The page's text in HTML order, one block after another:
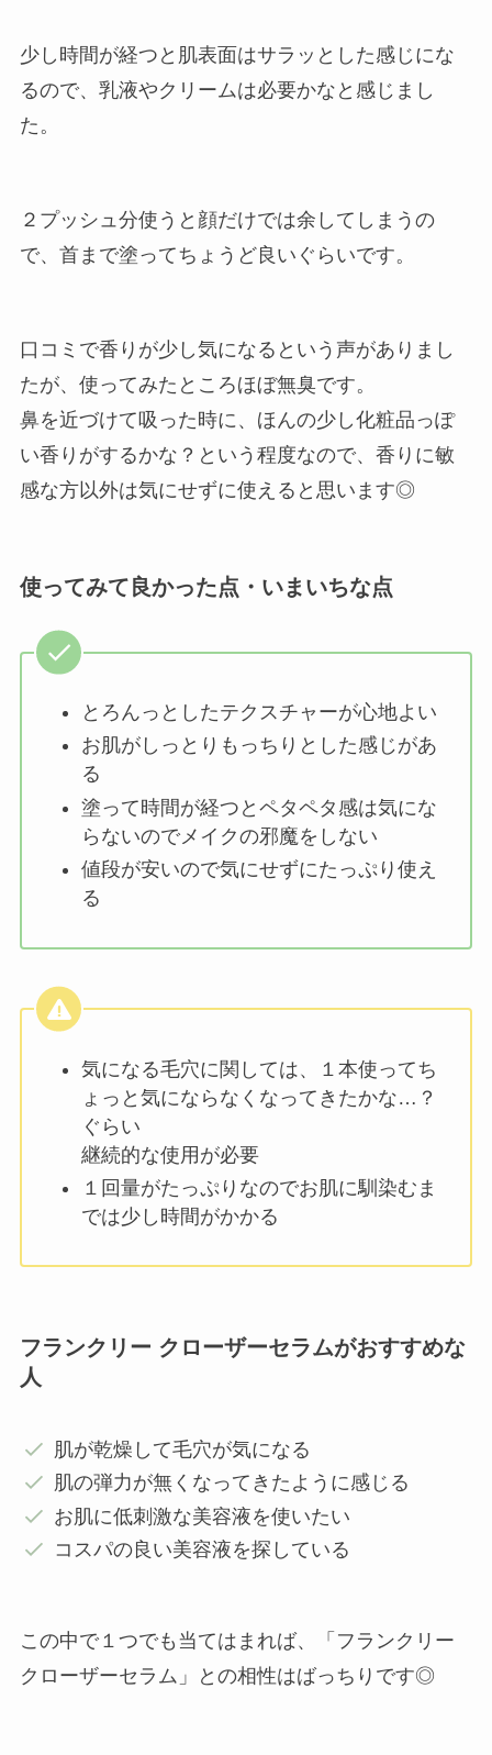
少し時間が経つと肌表面はサラッとした感じにな
るので、乳液やクリームは必要かなと感じまし
た。
２プッシュ分使うと顔だけでは余してしまうの
で、首まで塗ってちょうど良いぐらいです。
口コミで香りが少し気になるという声がありまし
たが、使ってみたところほぼ無臭です。
鼻を近づけて吸った時に、ほんの少し化粧品っぽ
い香りがするかな？という程度なので、香りに敏
感な方以外は気にせずに使えると思います◎
使ってみて良かった点・いまいちな点
とろんっとしたテクスチャーが心地よい
お肌がしっとりもっちりとした感じがあ
る
塗って時間が経つとペタペタ感は気にな
らないのでメイクの邪魔をしない
値段が安いので気にせずにたっぷり使え
る
気になる毛穴に関しては、１本使ってち
ょっと気にならなくなってきたかな…？
ぐらい
継続的な使用が必要
１回量がたっぷりなのでお肌に馴染むま
では少し時間がかかる
フランクリー クローザーセラムがおすすめな
人
肌が乾燥して毛穴が気になる
肌の弾力が無くなってきたように感じる
お肌に低刺激な美容液を使いたい
コスパの良い美容液を探している
この中で１つでも当てはまれば、「フランクリー
クローザーセラム」との相性はばっちりです◎